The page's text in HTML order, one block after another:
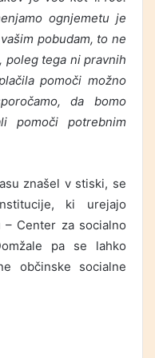
ognjemetu je
pobudam, to ne
poleg tega ni pravnih
pomoči možno
da bomo
pomoči potrebnim
znašel v stiski, se
ki urejajo
Center za socialno
pa se lahko
občinske socialne